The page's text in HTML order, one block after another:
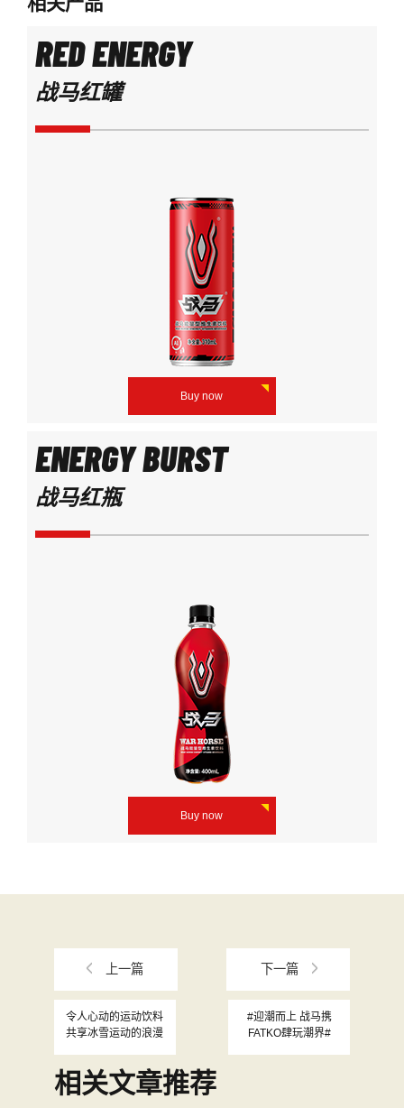
RED ENERGY
战马红罐
Buy now
ENERGY BURST
战马红瓶
Buy now
上一篇
令人心动的运动饮料
共享冰雪运动的浪漫
下一篇
#迎潮而上 战马携
FATKO肆玩潮界#
相关文章推荐